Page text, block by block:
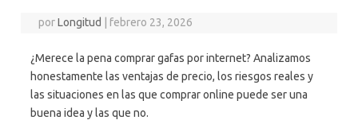
porLongitud febrero 23, 2026
¿Merece la pena comprar gafas por internet? Analizamos
honestamente las ventajas de precio, los riesgos reales y
las situaciones en las que comprar online puede ser una
buena idea y las que no.